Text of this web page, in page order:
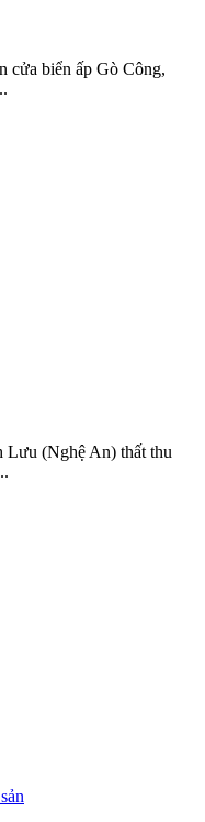
cửa biển ấp Gò Công,
Lưu (Nghệ An) thất thu